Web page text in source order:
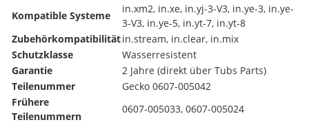
Kompatible Systeme
in.xm2, in.xe, in.yj-3-V3, in.ye-3, in.ye-
3-V3, in.ye-5, in.yt-7, in.yt-8
Zubehörkompatibilitätin.stream, in.clear, in.mix
Schutzklasse
Wasserresistent
Garantie
2 Jahre (direkt über Tubs Parts)
Teilenummer
Gecko 0607-005042
Frühere
Teilenummern
0607-005033, 0607-005024